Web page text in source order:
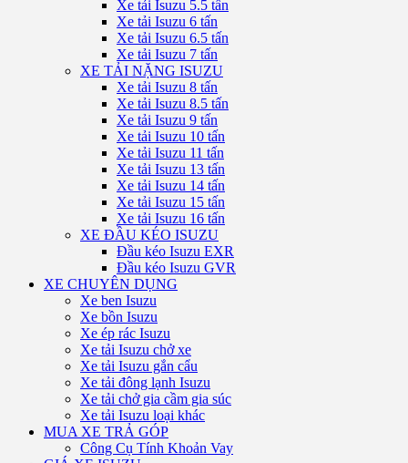
Xe tải Isuzu 5.5 tấn
Xe tải Isuzu 6 tấn
Xe tải Isuzu 6.5 tấn
Xe tải Isuzu 7 tấn
XE TẢI NẶNG ISUZU
Xe tải Isuzu 8 tấn
Xe tải Isuzu 8.5 tấn
Xe tải Isuzu 9 tấn
Xe tải Isuzu 10 tấn
Xe tải Isuzu 11 tấn
Xe tải Isuzu 13 tấn
Xe tải Isuzu 14 tấn
Xe tải Isuzu 15 tấn
Xe tải Isuzu 16 tấn
XE ĐẦU KÉO ISUZU
Đầu kéo Isuzu EXR
Đầu kéo Isuzu GVR
XE CHUYÊN DỤNG
Xe ben Isuzu
Xe bồn Isuzu
Xe ép rác Isuzu
Xe tải Isuzu chở xe
Xe tải Isuzu gắn cẩu
Xe tải đông lạnh Isuzu
Xe tải chở gia cầm gia súc
Xe tải Isuzu loại khác
MUA XE TRẢ GÓP
Công Cụ Tính Khoản Vay